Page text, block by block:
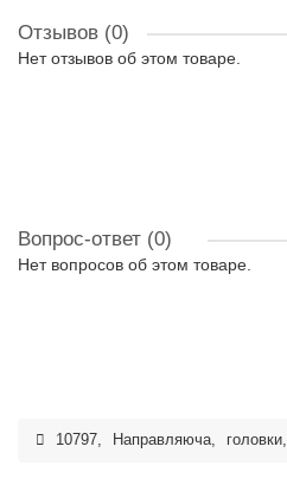
Отзывов (0)
Нет отзывов об этом товаре.
Вопрос-ответ (0)
Нет вопросов об этом товаре.
10797, Направляюча, головки,